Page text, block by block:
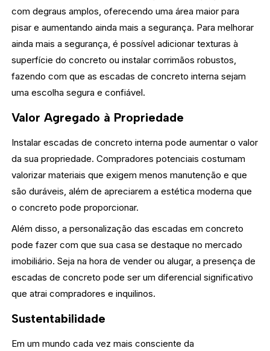
com degraus amplos, oferecendo uma área maior para
pisar e aumentando ainda mais a segurança. Para melhorar
ainda mais a segurança, é possível adicionar texturas à
superfície do concreto ou instalar corrimãos robustos,
fazendo com que as escadas de concreto interna sejam
uma escolha segura e confiável.
Valor Agregado à Propriedade
Instalar escadas de concreto interna pode aumentar o valor
da sua propriedade. Compradores potenciais costumam
valorizar materiais que exigem menos manutenção e que
são duráveis, além de apreciarem a estética moderna que
o concreto pode proporcionar.
Além disso, a personalização das escadas em concreto
pode fazer com que sua casa se destaque no mercado
imobiliário. Seja na hora de vender ou alugar, a presença de
escadas de concreto pode ser um diferencial significativo
que atrai compradores e inquilinos.
Sustentabilidade
Em um mundo cada vez mais consciente da